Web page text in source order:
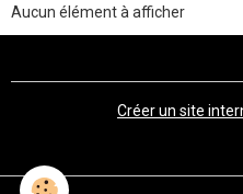
Aucun élément à afficher
Créer un site